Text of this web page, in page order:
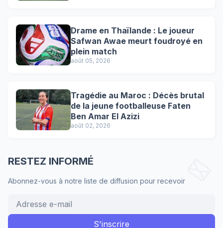
Drame en Thaïlande : Le joueur
Safwan Awae meurt foudroyé en
plein match
août 05, 2026
Tragédie au Maroc : Décès brutal
de la jeune footballeuse Faten
Ben Amar El Azizi
août 02, 2026
RESTEZ INFORMÉ
Abonnez-vous à notre liste de diffusion pour recevoir